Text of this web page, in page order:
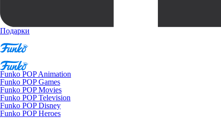
Подарки
Funko POP Animation
Funko POP Games
Funko POP Movies
Funko POP Television
Funko POP Disney
Funko POP Heroes